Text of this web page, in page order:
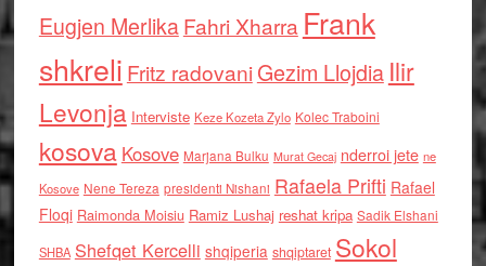
Eugjen MerlikaFahri Xharra Frank
shkreli Fritz radovaniGezim Llojdia Ilir
Levonja Interviste Keze Kozeta Zylo Kolec Traboini
kosova Kosove Marjana Bulku Murat Gecaj nderroi jete ne
Kosove Nene Tereza presidenti Nishani Rafaela Prifti Rafael
Floqi Raimonda Moisiu Ramiz Lushaj reshat kripa Sadik Elshani
SHBA Shefqet Kercelli shqiperia shqiptaret Sokol